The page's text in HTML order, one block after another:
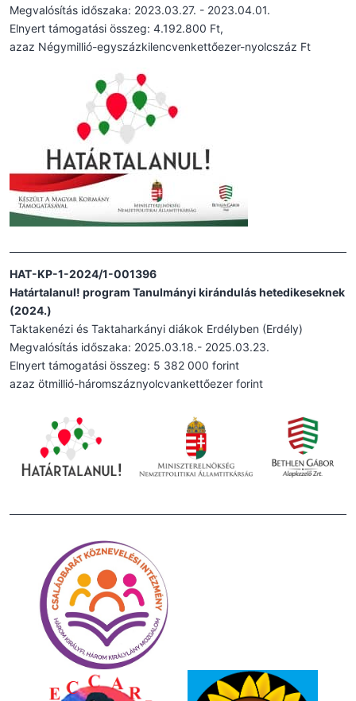
Megvalósítás időszaka: 2023.03.27. - 2023.04.01.
Elnyert támogatási összeg: 4.192.800 Ft,
azaz Négymillió-egyszázkilencvenkettőezer-nyolcszáz Ft
HAT-KP-1-2024/1-001396
Határtalanul! program Tanulmányi kirándulás hetedikeseknek
(2024.)
Taktakenézi és Taktaharkányi diákok Erdélyben (Erdély)
Megvalósítás időszaka: 2025.03.18.- 2025.03.23.
Elnyert támogatási összeg: 5 382 000 forint
azaz ötmillió-háromszáznyolcvankettőezer forint